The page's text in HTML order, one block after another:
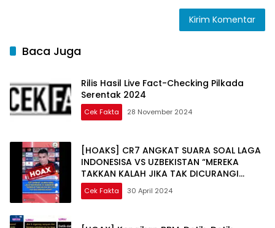
Baca Juga
Rilis Hasil Live Fact-Checking Pilkada
Serentak 2024
Cek Fakta 28 November 2024
[HOAKS] CR7 ANGKAT SUARA SOAL LAGA
INDONESISA VS UZBEKISTAN “MEREKA
TAKKAN KALAH JIKA TAK DICURANGI
WASIT”
Cek Fakta 30 April 2024